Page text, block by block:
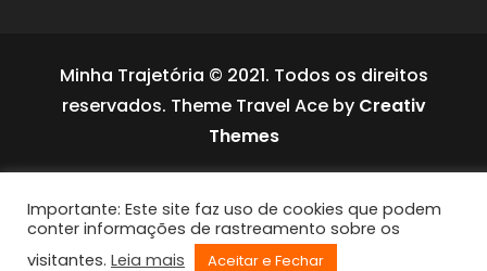
Minha Trajetória © 2021. Todos os direitos
reservados. Theme Travel Ace by Creativ
Themes
Importante: Este site faz uso de cookies que podem
conter informações de rastreamento sobre os
visitantes. Leia mais Aceitar e Fechar
UltimatelySocial